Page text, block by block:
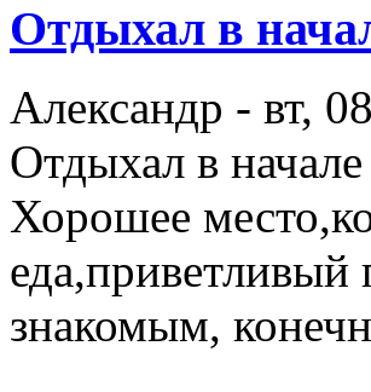
Отдыхал в
Александр - вт,
Отдыхал в начале
Хорошее
еда,приветливый
знакомым,